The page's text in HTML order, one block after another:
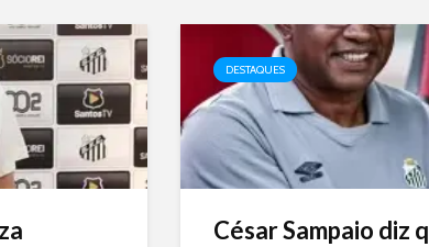
DESTAQUES
César Sampaio diz